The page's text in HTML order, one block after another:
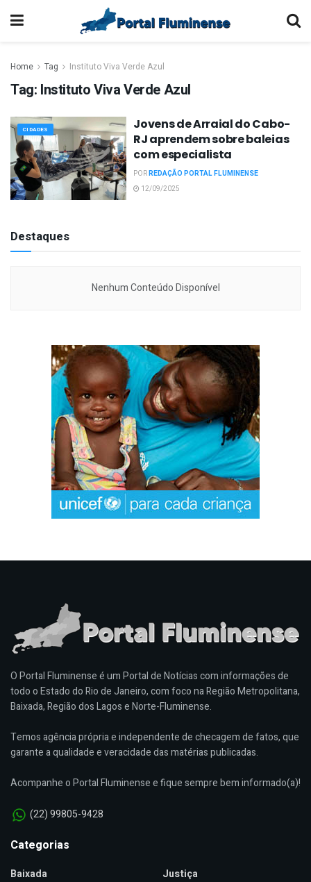
Home Tag Instituto Viva Verde Azul
Tag: Instituto Viva Verde Azul
CIDADES
Jovens de Arraial do Cabo-
RJ aprendem sobre baleias
com especialista
PORREDAÇÃO PORTAL FLUMINENSE
12/09/2025
Destaques
Nenhum Conteúdo Disponível
O Portal Fluminense é um Portal de Notícias com informações de
todo o Estado do Rio de Janeiro, com foco na Região Metropolitana,
Baixada, Região dos Lagos e Norte-Fluminense.
Temos agência própria e independente de checagem de fatos, que
garante a qualidade e veracidade das matérias publicadas.
Acompanhe o Portal Fluminense e fique sempre bem informado(a)!
(22) 99805-9428
Categorias
Baixada
Justiça